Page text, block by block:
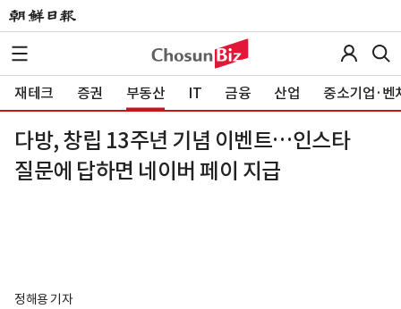
재테크 증권 부동산 IT 금융 산업 중소기업·벤
다방, 창립 13주년 기념 이벤트…인스타
질문에 답하면 네이버 페이 지급
정해용 기자